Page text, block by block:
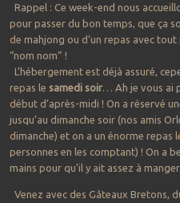
Rappel : Ce week-end nous
pour passer du bon temps, que ça
de mahjong ou d’un repas avec
“nom nom” !
L’hébergement est déjà assuré,
repas le samedi soir… Ah je vous ai
début d’après-midi ! On a réservé
jusqu’au dimanche soir (nos amis
dimanche) et on a un énorme repas
personnes en les comptant) ! On a
mains pour qu’il y ait assez à manger.
Venez avec des Gâteaux Bretons,